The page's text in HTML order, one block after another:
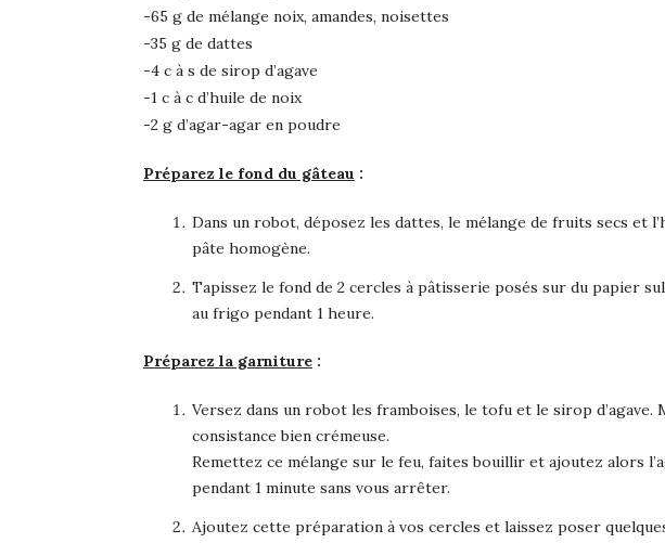
-65 g de mélange noix, amandes, noisettes
-35 g de dattes
-4 c à s de sirop d’agave
-1 c à c d’huile de noix
-2 g d’agar-agar en poudre
Préparez le fond du gâteau :
Dans un robot, déposez les dattes, le mélange de fruits secs et
pâte homogène.
Tapissez le fond de 2 cercles à pâtisserie posés sur du papier
au frigo pendant 1 heure.
Préparez la garniture :
Versez dans un robot les framboises, le tofu et le sirop d’agave.
consistance bien crémeuse.
Remettez ce mélange sur le feu, faites bouillir et ajoutez alors
pendant 1 minute sans vous arrêter.
Ajoutez cette préparation à vos cercles et laissez poser